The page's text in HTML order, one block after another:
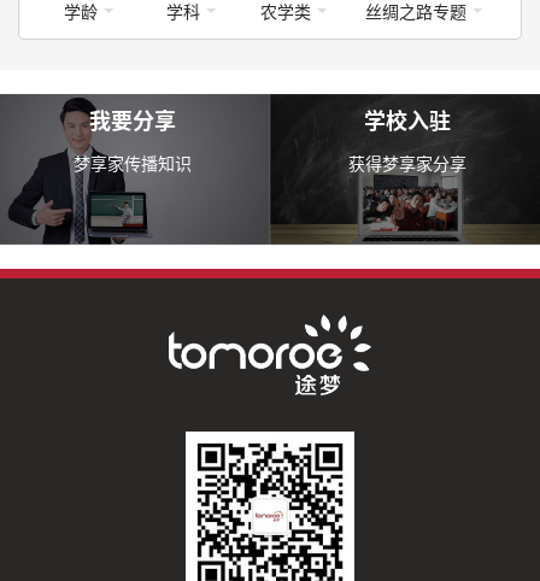
学龄 学科 农学类 丝绸之路专题
我要分享
梦享家传播知识
学校入驻
获得梦享家分享